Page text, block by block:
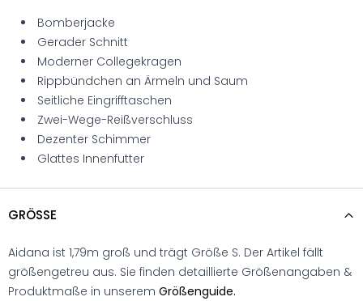
Bomberjacke
Gerader Schnitt
Moderner Collegekragen
Rippbündchen an Ärmeln und Saum
Seitliche Eingrifftaschen
Zwei-Wege-Reißverschluss
Dezenter Schimmer
Glattes Innenfutter
GRÖSSE
Aidana ist 1,79m groß und trägt Größe S. Der Artikel fällt
größengetreu aus. Sie finden detaillierte Größenangaben &
Produktmaße in unserem Größenguide.